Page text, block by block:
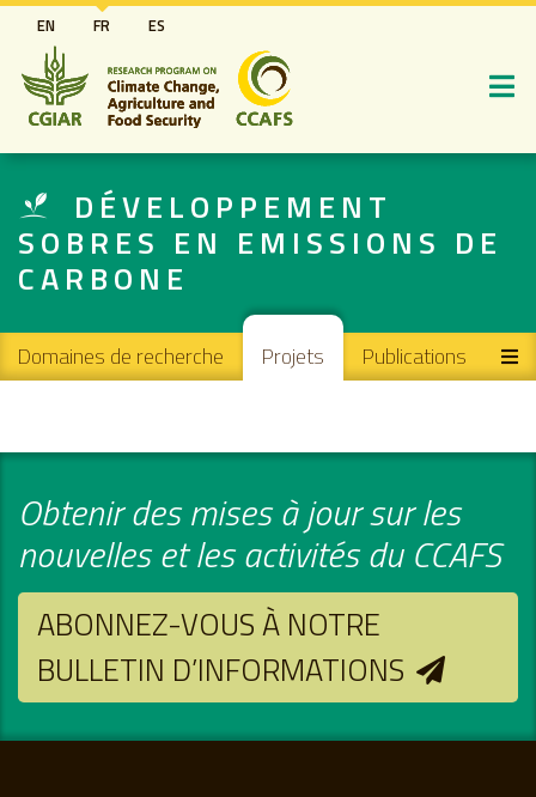
Aller
au
contenu
principal
EN FR ES
DÉVELOPPEMENT
SOBRES EN EMISSIONS DE
CARBONE
Main navigation
Domaines de recherche Projets Publications
Obtenir des mises à jour sur les
nouvelles et les activités du CCAFS
ABONNEZ-VOUS À NOTRE
BULLETIN D’INFORMATIONS